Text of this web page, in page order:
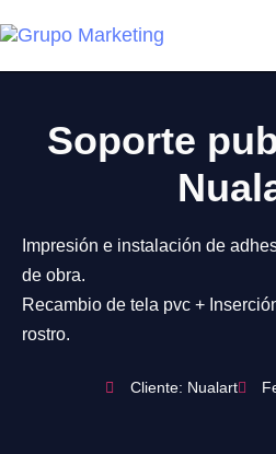
Soporte
Impresión e instalación de
de obra.
Recambio de tela pvc +
rostro.
Cliente: Nualart